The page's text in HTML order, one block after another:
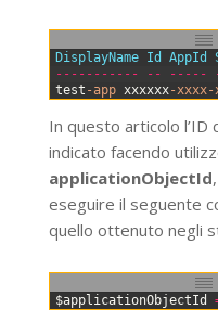
DisplayName Id AppId
-- -- -- -- -- - -- -- -- -
test -app xxxxxx-xxxx-
In questo articolo l’ID
indicato facendo
applicationObjectId
eseguire il seguente
quello ottenuto negli
$applicationObjectId